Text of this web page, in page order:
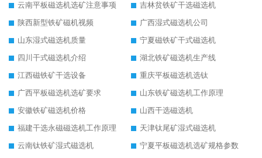
云南平板磁选机选矿注意事项
吉林贫铁矿干选磁选机
陕西新型铁矿磁机视频
广西湿式磁选机公司
山东湿式磁选机质量
宁夏磁铁矿干式磁选机
四川干式磁选机介绍
湖北铁矿磁选机生产线
江西磁铁矿干选设备
重庆平板磁选机选钛
广西平板磁选机选矿要求
山东铁矿磁选机工作原理
安徽铁矿磁选机价格
山西干选磁选机
福建干选永磁磁选机工作原理
天津钛尾矿湿式磁选机
云南钛铁矿湿式磁选机
宁夏平板磁选机选矿规格参数